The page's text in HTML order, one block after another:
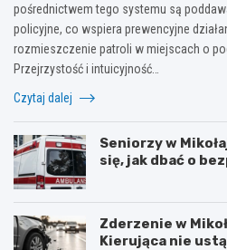
pośrednictwem tego systemu są
policyjne, co wspiera prewencyjne
rozmieszczenie patroli w miejscach o
Przejrzystość i intuicyjność…
Czytaj dalej
Seniorzy w
się, jak dbać o
Zderzenie w
Kierująca nie